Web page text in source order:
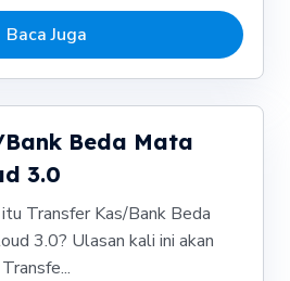
Baca Juga
Beda Mata
3.0
Transfer Kas/Bank Beda
3.0? Ulasan kali ini akan